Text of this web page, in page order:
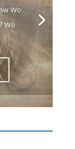
Wo
Wo